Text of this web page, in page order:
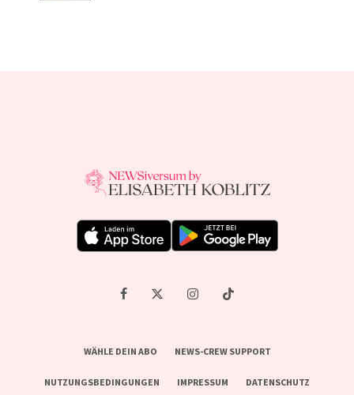
WÄHLE DEIN ABO NEWS-CREW SUPPORT
NUTZUNGSBEDINGUNGEN IMPRESSUM DATENSCHUTZ